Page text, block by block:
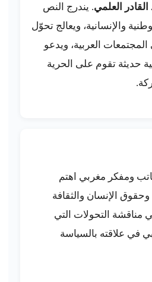
القادر العلمي. يندرج النص
والإنسانية، ويعالج تحوّل
العربية، ويدعو
حديثة تقوم على الحرية
ومفكر مغربي اهتم
الإنسان والثقافة
مناقشة التحولات التي
في علاقته بالسياسة